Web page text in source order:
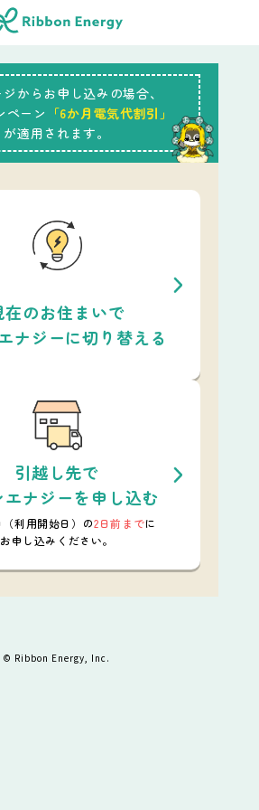
からお申し込みの場合、
ペーン 「6か月電気代割引」
が適用されます。
在のお住まいで
ナジーに切り替える
引越し先で
エナジーを申し込む
（利用開始日）の2日前までに
お申し込みください。
© Ribbon Energy, Inc.